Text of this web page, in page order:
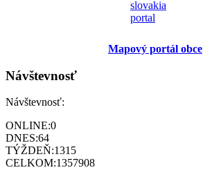
Mapový portál obce
Návštevnosť
Návštevnosť:
ONLINE:0
DNES:64
TÝŽDEŇ:1315
CELKOM:1357908